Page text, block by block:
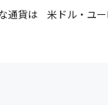
通貨は 米ドル・ユー